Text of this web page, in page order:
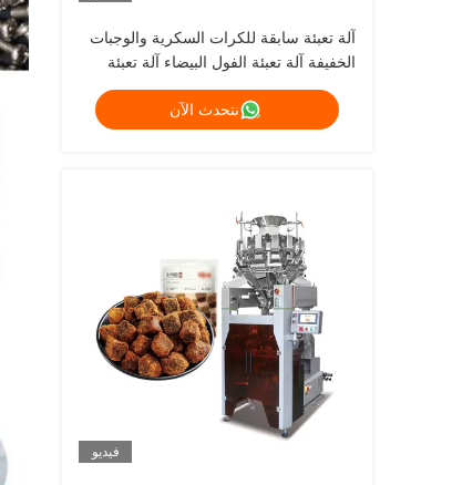
آلة تعبئة سابقة للكرات السكرية والوجبات
الخفيفة آلة تعبئة الفول البيضاء آلة تعبئة
نتحدث الآن
فيديو